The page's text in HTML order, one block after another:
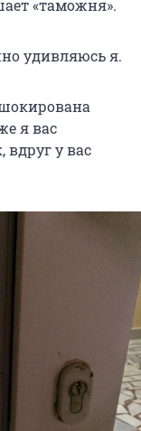
«таможня».
удивляюсь я.
я вас
у вас